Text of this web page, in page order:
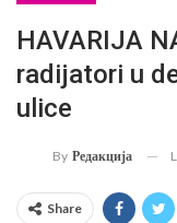
HAVARIJA
radijatori u
ulice
By Редакција
Share